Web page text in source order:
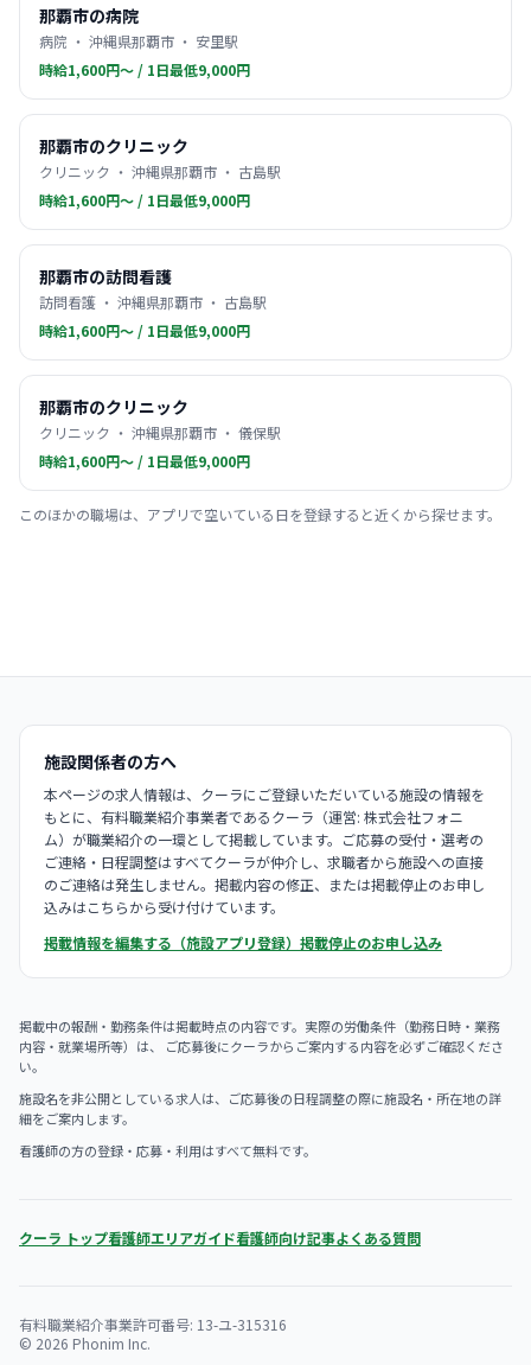
那覇市の病院
病院 ・ 沖縄県那覇市 ・ 安里駅
時給1,600円〜 / 1日最低9,000円
那覇市のクリニック
クリニック ・ 沖縄県那覇市 ・ 古島駅
時給1,600円〜 / 1日最低9,000円
那覇市の訪問看護
訪問看護 ・ 沖縄県那覇市 ・ 古島駅
時給1,600円〜 / 1日最低9,000円
那覇市のクリニック
クリニック ・ 沖縄県那覇市 ・ 儀保駅
時給1,600円〜 / 1日最低9,000円
このほかの職場は、アプリで空いている日を登録すると近くから探せます。
施設関係者の方へ
本ページの求人情報は、クーラにご登録いただいている施設の情報を
もとに、有料職業紹介事業者であるクーラ（運営: 株式会社フォニ
ム）が職業紹介の一環として掲載しています。ご応募の受付・選考の
ご連絡・日程調整はすべてクーラが仲介し、求職者から施設への直接
のご連絡は発生しません。掲載内容の修正、または掲載停止のお申し
込みはこちらから受け付けています。
掲載情報を編集する（施設アプリ登録） 掲載停止のお申し込み
掲載中の報酬・勤務条件は掲載時点の内容です。実際の労働条件（勤務日時・業務
内容・就業場所等）は、 ご応募後にクーラからご案内する内容を必ずご確認くださ
い。
施設名を非公開としている求人は、ご応募後の日程調整の際に施設名・所在地の詳
細をご案内します。
看護師の方の登録・応募・利用はすべて無料です。
クーラ トップ看護師エリアガイド看護師向け記事よくある質問
有料職業紹介事業許可番号: 13-ユ-315316
© 2026 Phonim Inc.